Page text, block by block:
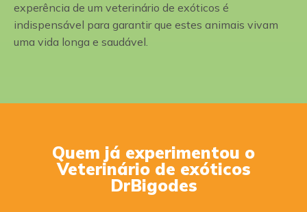
experência de um veterinário de exóticos é
indispensável para garantir que estes animais vivam
uma vida longa e saudável.
Quem já experimentou o
Veterinário de exóticos
DrBigodes